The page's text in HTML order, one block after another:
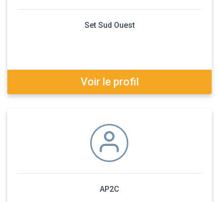
Set Sud Ouest
Voir le profil
AP2C